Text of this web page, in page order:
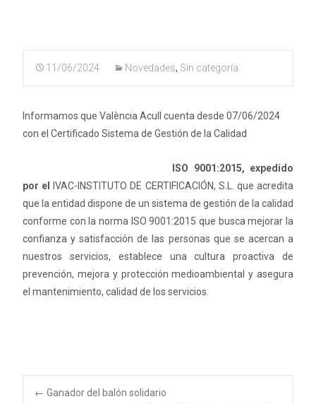
11/06/2024 Novedades, Sin categoría
Informamos que València Acull cuenta desde 07/06/2024
con el Certificado Sistema de Gestión de la Calidad
ISO 9001:2015, expedido
por el
IVAC-INSTITUTO DE CERTIFICACIÓN, S.L. que acredita
que la entidad dispone de un sistema de gestión de la calidad
conforme con la norma ISO 9001:2015 que busca mejorar la
confianza y satisfacción de las personas que se acercan a
nuestros servicios, establece una cultura proactiva de
prevención, mejora y protección medioambiental y asegura
el mantenimiento, calidad de los servicios.
← Ganador del balón solidario